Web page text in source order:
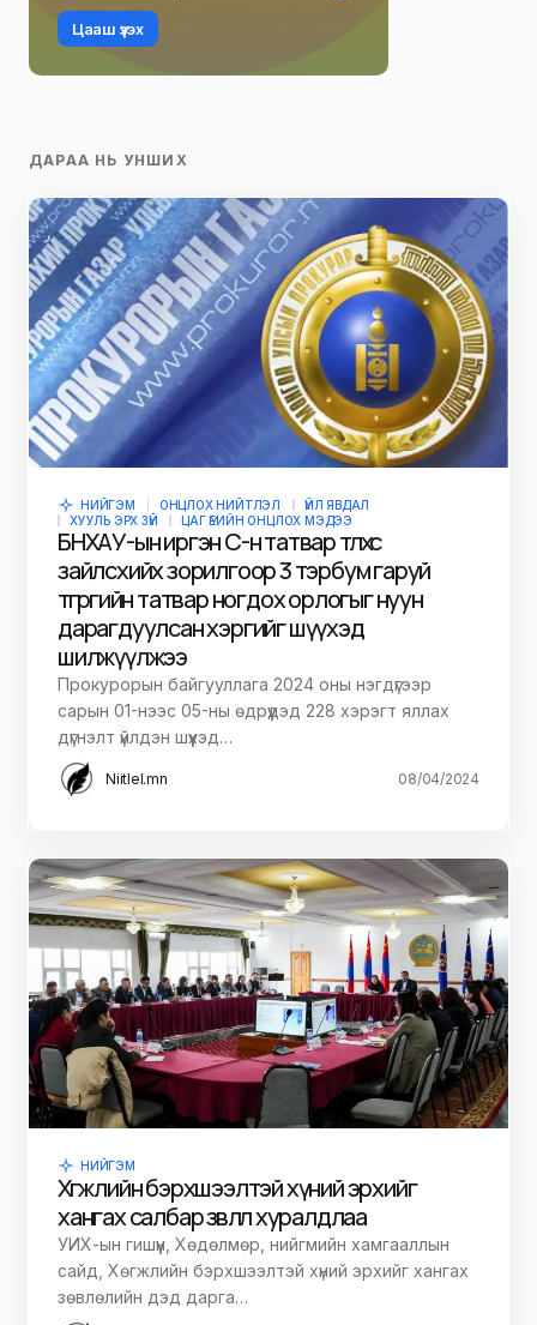
Цааш үзэх
ДАРАА НЬ УНШИХ
НИЙГЭМ ОНЦЛОХ НИЙТЛЭЛ
ҮЙЛ ЯВДАЛ
ХУУЛЬ ЭРХ ЗҮЙ
ЦАГ ҮЕИЙН ОНЦЛОХ МЭДЭЭ
БНХАУ-ын иргэн С-н татвар төлөхөөс
зайлсхийх зорилгоор 3 тэрбум гаруй
төгрөгийн татвар ногдох орлогыг нуун
дарагдуулсан хэргийг шүүхэд
шилжүүлжээ
Прокурорын байгууллага 2024 оны нэгдүгээр
сарын 01-нээс 05-ны өдрүүдэд 228 хэрэгт яллах
дүгнэлт үйлдэн шүүхэд…
Niitlel.mn 08/04/2024
НИЙГЭМ
Хөгжлийн бэрхшээлтэй хүний эрхийг
хангах салбар зөвлөл хуралдлаа
УИХ-ын гишүүн, Хөдөлмөр, нийгмийн хамгааллын
сайд, Хөгжлийн бэрхшээлтэй хүний эрхийг хангах
зөвлөлийн дэд дарга…